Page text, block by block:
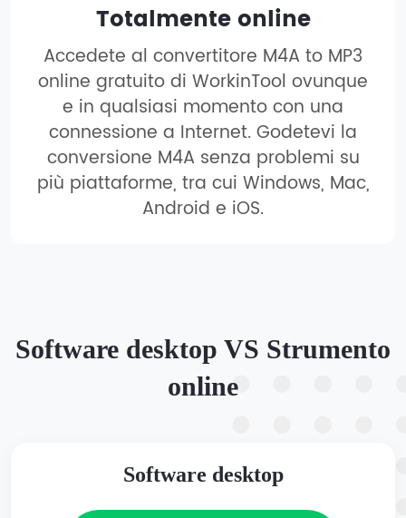
Totalmente online
Accedete al convertitore M4A to MP3
online gratuito di WorkinTool ovunque
e in qualsiasi momento con una
connessione a Internet. Godetevi la
conversione M4A senza problemi su
più piattaforme, tra cui Windows, Mac,
Android e iOS.
Software desktop VS Strumento
online
Software desktop